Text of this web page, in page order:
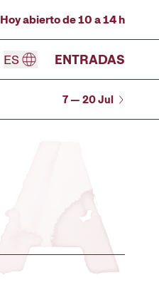
Hoy abierto de 10 a 14 h
ES ENTRADAS
7 — 20 Jul